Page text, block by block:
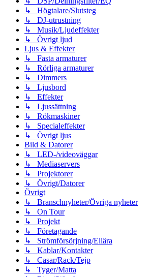
↳ Högtalare/Slutsteg
↳ DJ-utrustning
↳ Musik/Ljudeffekter
↳ Övrigt ljud
Ljus & Effekter
↳ Fasta armaturer
↳ Rörliga armaturer
↳ Dimmers
↳ Ljusbord
↳ Effekter
↳ Ljussättning
↳ Rökmaskiner
↳ Specialeffekter
↳ Övrigt ljus
Bild & Datorer
↳ LED-/videoväggar
↳ Mediaservers
↳ Projektorer
↳ Övrigt/Datorer
Övrigt
↳ Branschnyheter/Övriga nyheter
↳ On Tour
↳ Projekt
↳ Företagande
↳ Strömförsörjning/Ellära
↳ Kablar/Kontakter
↳ Casar/Rack/Tejp
↳ Tyger/Matta